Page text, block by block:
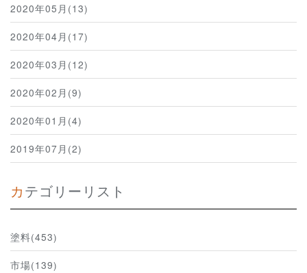
2020年05月(13)
2020年04月(17)
2020年03月(12)
2020年02月(9)
2020年01月(4)
2019年07月(2)
カテゴリーリスト
塗料(453)
市場(139)